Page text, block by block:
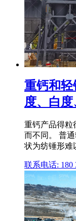
重钙和
度、白
重钙产品得粒
而不同。 普
状为纺锤形难
联系电话: 180